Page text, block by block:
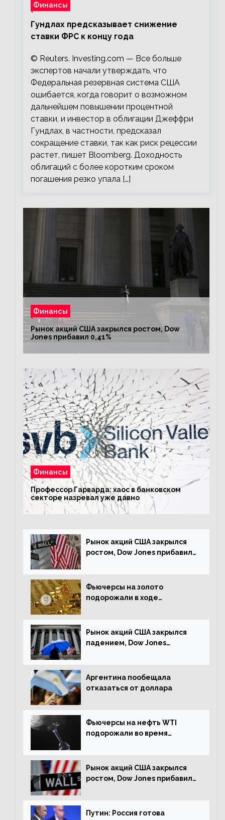
Финансы
Гундлах предсказывает снижение
ставки ФРС к концу года
© Reuters. Investing.com — Все больше
экспертов начали утверждать, что
Федеральная резервная система США
ошибается, когда говорит о возможном
дальнейшем повышении процентной
ставки, и инвестор в облигации Джеффри
Гундлах, в частности, предсказал
сокращение ставки, так как риск рецессии
растет, пишет Bloomberg. Доходность
облигаций с более коротким сроком
погашения резко упала […]
Финансы
Рынок акций США закрылся ростом, Dow
Jones прибавил 0,41%
Финансы
Профессор Гарварда: хаос в банковском
секторе назревал уже давно
Рынок акций США закрылся
ростом, Dow Jones прибавил
Фьючерсы на золото
подорожали в ходе
Рынок акций США закрылся
падением, Dow Jones
Аргентина пообещала
отказаться от доллара
Фьючерсы на нефть WTI
подорожали во время
Рынок акций США закрылся
ростом, Dow Jones прибавил
Путин: Россия готова